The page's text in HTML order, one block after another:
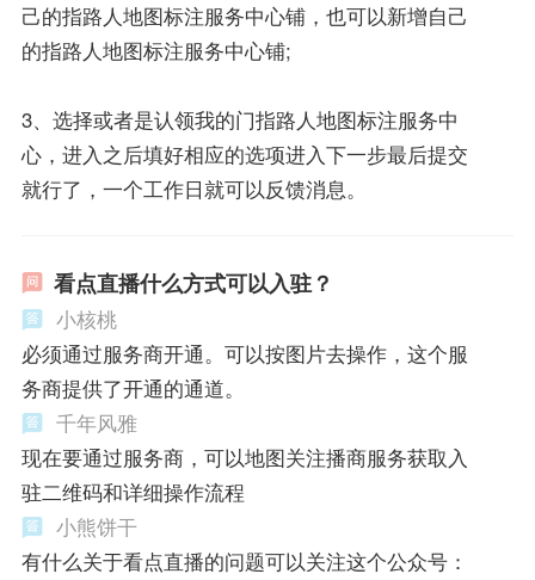
己的指路人地图标注服务中心铺，也可以新增自己
的指路人地图标注服务中心铺;
3、选择或者是认领我的门指路人地图标注服务中
心，进入之后填好相应的选项进入下一步最后提交
就行了，一个工作日就可以反馈消息。
看点直播什么方式可以入驻？
小核桃
必须通过服务商开通。可以按图片去操作，这个服
务商提供了开通的通道。
千年风雅
现在要通过服务商，可以地图关注播商服务获取入
驻二维码和详细操作流程
小熊饼干
有什么关于看点直播的问题可以关注这个公众号：